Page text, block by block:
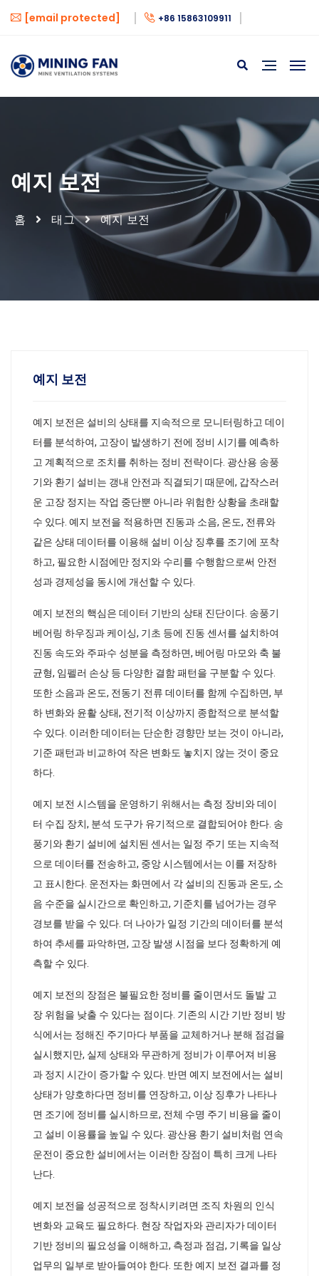
[email protected] +86 15863109911
예지 보전
홈 태그 예지 보전
예지 보전
예지 보전은 설비의 상태를 지속적으로 모니터링하고 데이
터를 분석하여, 고장이 발생하기 전에 정비 시기를 예측하
고 계획적으로 조치를 취하는 정비 전략이다. 광산용 송풍
기와 환기 설비는 갱내 안전과 직결되기 때문에, 갑작스러
운 고장 정지는 작업 중단뿐 아니라 위험한 상황을 초래할
수 있다. 예지 보전을 적용하면 진동과 소음, 온도, 전류와
같은 상태 데이터를 이용해 설비 이상 징후를 조기에 포착
하고, 필요한 시점에만 정지와 수리를 수행함으로써 안전
성과 경제성을 동시에 개선할 수 있다.
예지 보전의 핵심은 데이터 기반의 상태 진단이다. 송풍기
베어링 하우징과 케이싱, 기초 등에 진동 센서를 설치하여
진동 속도와 주파수 성분을 측정하면, 베어링 마모와 축 불
균형, 임펠러 손상 등 다양한 결함 패턴을 구분할 수 있다.
또한 소음과 온도, 전동기 전류 데이터를 함께 수집하면, 부
하 변화와 윤활 상태, 전기적 이상까지 종합적으로 분석할
수 있다. 이러한 데이터는 단순한 경향만 보는 것이 아니라,
기준 패턴과 비교하여 작은 변화도 놓치지 않는 것이 중요
하다.
예지 보전 시스템을 운영하기 위해서는 측정 장비와 데이
터 수집 장치, 분석 도구가 유기적으로 결합되어야 한다. 송
풍기와 환기 설비에 설치된 센서는 일정 주기 또는 지속적
으로 데이터를 전송하고, 중앙 시스템에서는 이를 저장하
고 표시한다. 운전자는 화면에서 각 설비의 진동과 온도, 소
음 수준을 실시간으로 확인하고, 기준치를 넘어가는 경우
경보를 받을 수 있다. 더 나아가 일정 기간의 데이터를 분석
하여 추세를 파악하면, 고장 발생 시점을 보다 정확하게 예
측할 수 있다.
예지 보전의 장점은 불필요한 정비를 줄이면서도 돌발 고
장 위험을 낮출 수 있다는 점이다. 기존의 시간 기반 정비 방
식에서는 정해진 주기마다 부품을 교체하거나 분해 점검을
실시했지만, 실제 상태와 무관하게 정비가 이루어져 비용
과 정지 시간이 증가할 수 있다. 반면 예지 보전에서는 설비
상태가 양호하다면 정비를 연장하고, 이상 징후가 나타나
면 조기에 정비를 실시하므로, 전체 수명 주기 비용을 줄이
고 설비 이용률을 높일 수 있다. 광산용 환기 설비처럼 연속
운전이 중요한 설비에서는 이러한 장점이 특히 크게 나타
난다.
예지 보전을 성공적으로 정착시키려면 조직 차원의 인식
변화와 교육도 필요하다. 현장 작업자와 관리자가 데이터
기반 정비의 필요성을 이해하고, 측정과 점검, 기록을 일상
업무의 일부로 받아들여야 한다. 또한 예지 보전 결과를 정